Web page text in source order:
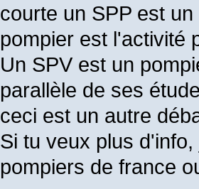
courte un SPP est
pompier est l'activité
Un SPV est un
parallèle de ses
ceci est un autre
Si tu veux plus
pompiers de france